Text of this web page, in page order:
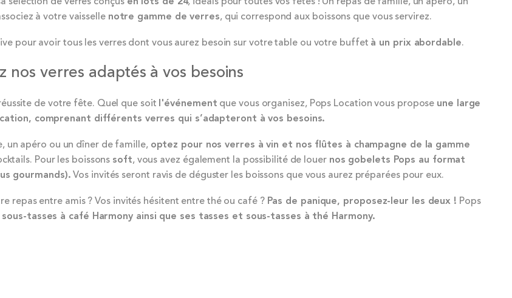
à votre vaisselle notre gamme de verres, qui correspond aux boissons que vous servirez.
pour avoir tous les verres dont vous aurez besoin sur votre table ou votre buffet à un prix abordable.
nos verres adaptés à vos besoins
de votre fête. Quel que soit l'événement que vous organisez, Pops Location vous propose une large
comprenant différents verres qui s’adapteront à vos besoins.
un apéro ou un dîner de famille, optez pour nos verres à vin et nos flûtes à champagne de la gamme
Pour les boissons soft, vous avez également la possibilité de louer nos gobelets Pops au format
gourmands).Vos invités seront ravis de déguster les boissons que vous aurez préparées pour eux.
repas entre amis ? Vos invités hésitent entre thé ou café ? Pas de panique, proposez-leur les deux ! Pops
tasses à café Harmony ainsi que ses tasses et sous-tasses à thé Harmony.